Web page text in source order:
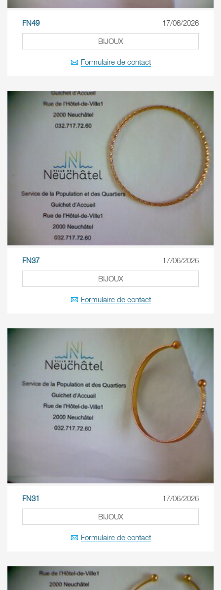
FN49 17/06/2026
BIJOUX
Formulaire de contact
FN37 17/06/2026
BIJOUX
Formulaire de contact
FN31 17/06/2026
BIJOUX
Formulaire de contact